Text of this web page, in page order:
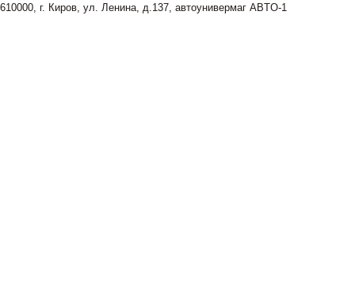
610000, г. Киров, ул. Ленина, д.137, автоунивермаг ABTO-1